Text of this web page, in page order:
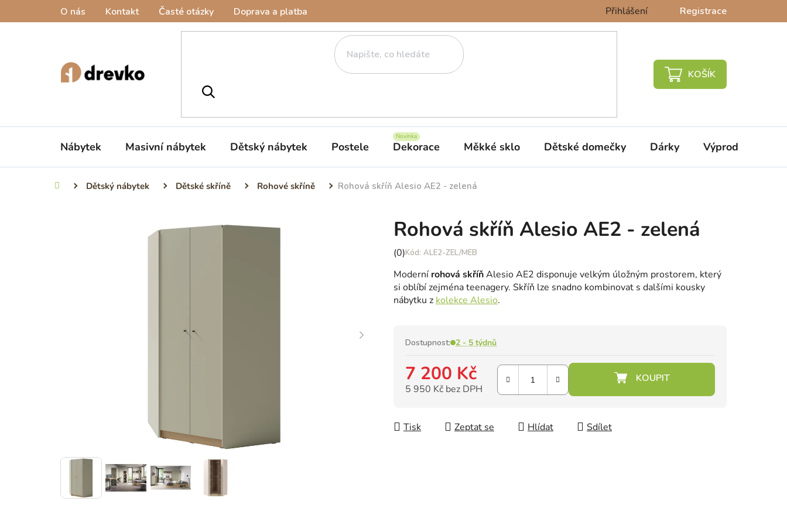
O nás Kontakt Časté otázky Doprava a platba Přihlášení Registrace
NÁKUPNÍ
Nábytek Masivní nábytek Dětský nábytek Postele Dekorace Měkké sklo Dětské domečky Dárky Výprodej %
Domů Dětský nábytek Dětské skříně Rohové skříně Rohová skříň Alesio AE2 - zelená
Rohová skříň Alesio AE2 - zelená
Průměrné
produktu
je
0,0
hvězdiček.
(0) ALE2-ZEL/MEB
Moderní rohová skříňAlesio AE2 disponuje velkým úložným prostorem, který
si oblíbí zejména teenagery. Skříň lze snadno kombinovat s dalšími kousky
nábytku z kolekce Alesio.
Dostupnost: 2 - 5 týdnů
7 200 Kč
5 950 Kč bez DPH
Tisk
Zeptat se Hlídat Sdílet